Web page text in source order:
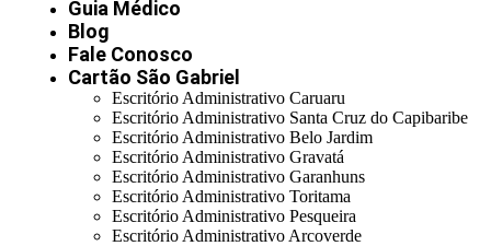
Guia Médico
Blog
Fale Conosco
Cartão São Gabriel
Escritório Administrativo Caruaru
Escritório Administrativo Santa Cruz do Capibaribe
Escritório Administrativo Belo Jardim
Escritório Administrativo Gravatá
Escritório Administrativo Garanhuns
Escritório Administrativo Toritama
Escritório Administrativo Pesqueira
Escritório Administrativo Arcoverde